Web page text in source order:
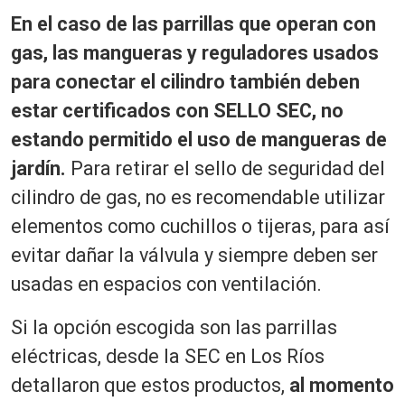
En el caso de las parrillas que operan con
gas, las mangueras y reguladores usados
para conectar el cilindro también deben
estar certificados con SELLO SEC, no
estando permitido el uso de mangueras de
jardín. Para retirar el sello de seguridad del
cilindro de gas, no es recomendable utilizar
elementos como cuchillos o tijeras, para así
evitar dañar la válvula y siempre deben ser
usadas en espacios con ventilación.
Si la opción escogida son las parrillas
eléctricas, desde la SEC en Los Ríos
detallaron que estos productos, al momento